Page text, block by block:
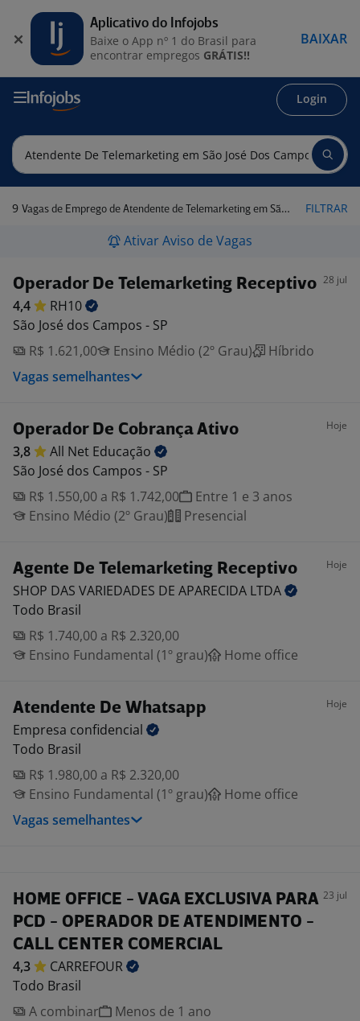
Login
9 Vagas de Emprego de Atendente de Telemarketing em São José dos Campos - SP FILTRAR
Ativar Aviso de Vagas
Operador De Telemarketing Receptivo 28 jul
4,4
RH10
São José dos Campos - SP
R$ 1.621,00
Ensino Médio (2º Grau)
Híbrido
Vagas semelhantes
Operador De Cobrança Ativo Hoje
3,8 All Net Educação
São José dos Campos - SP
R$ 1.550,00 a R$ 1.742,00
Entre 1 e 3 anos
Ensino Médio (2º Grau)
Presencial
Agente De Telemarketing Receptivo Hoje
SHOP DAS VARIEDADES DE APARECIDA LTDA
Todo Brasil
R$ 1.740,00 a R$ 2.320,00
Ensino Fundamental (1º grau)
Home office
Atendente De Whatsapp Hoje
Empresa confidencial
Todo Brasil
R$ 1.980,00 a R$ 2.320,00
Ensino Fundamental (1º grau)
Home office
Vagas semelhantes
HOME OFFICE - VAGA EXCLUSIVA PARA
PCD - OPERADOR DE ATENDIMENTO -
CALL CENTER COMERCIAL
23 jul
4,3
CARREFOUR
Todo Brasil
A combinar
Menos de 1 ano
Aplicativo do Infojobs
Baixe o App nº 1 do Brasil para
encontrar empregos GRÁTIS!!
BAIXAR